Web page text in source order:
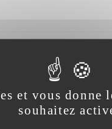
50cm est
de
7mm en
et le
et vous donne
souhaitez